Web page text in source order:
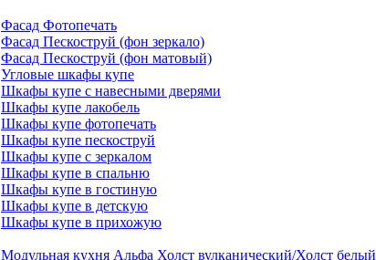
Фасад Фотопечать
Фасад Пескоструй (фон зеркало)
Фасад Пескоструй (фон матовый)
Угловые шкафы купе
Шкафы купе с навесными дверями
Шкафы купе лакобель
Шкафы купе фотопечать
Шкафы купе пескоструй
Шкафы купе с зеркалом
Шкафы купе в спальню
Шкафы купе в гостиную
Шкафы купе в детскую
Шкафы купе в прихожую
Модульная кухня Альфа Холст вулканический/Холст белый